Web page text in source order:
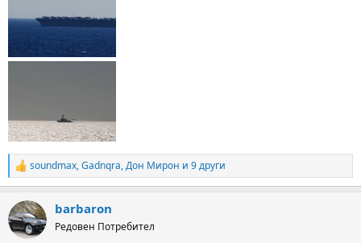
R
e
c
t
i
soundmax,Gadnqra,Дон Мирон и 9 други
barbaron
Редовен Потребител